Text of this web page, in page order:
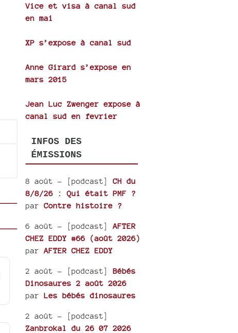
Vice et visa à canal sud
en mai
XP s’expose à canal sud
Anne Girard s’expose en
mars 2015
Jean Luc Zwenger expose à
canal sud en fevrier
INFOS DES
ÉMISSIONS
8 août- [podcast]CH du
8/8/26 : Qui était PMF ?
parContre histoire ?
6 août- [podcast]AFTER
CHEZ EDDY #66 (août 2026)
parAFTER CHEZ EDDY
2 août- [podcast]Bébés
Dinosaures 2 août 2026
parLes bébés dinosaures
2 août- [podcast]
Zanbrokal du 26 07 2026